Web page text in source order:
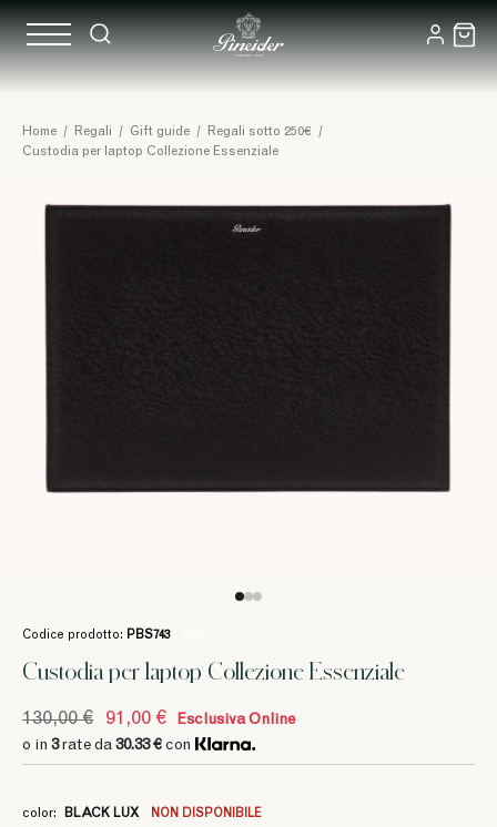
Home / Regali / Gift guide / Regali sotto 250€
/
Custodia per laptop Collezione Essenziale
Codice prodotto: PBS743
Custodia per laptop Collezione Essenziale
130,00 € 91,00 €
Esclusiva Online
o in 3rate da 30.33 € con
color: BLACK LUX NON DISPONIBILE